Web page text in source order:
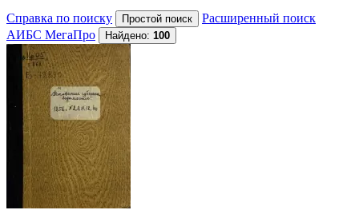
Справка по поиску
Расширенный поиск
АИБС МегаПро
Найдено: 100